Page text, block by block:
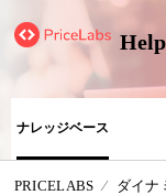
ナレッジベース
PRICELABS ダイナ